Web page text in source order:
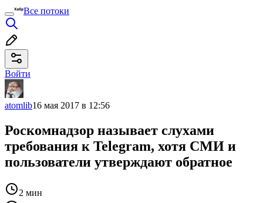
Все потоки
Войти
atomlib16 мая 2017 в 12:56
Роскомнадзор называет слухами
требования к Telegram, хотя СМИ и
пользователи утверждают обратное
2 мин